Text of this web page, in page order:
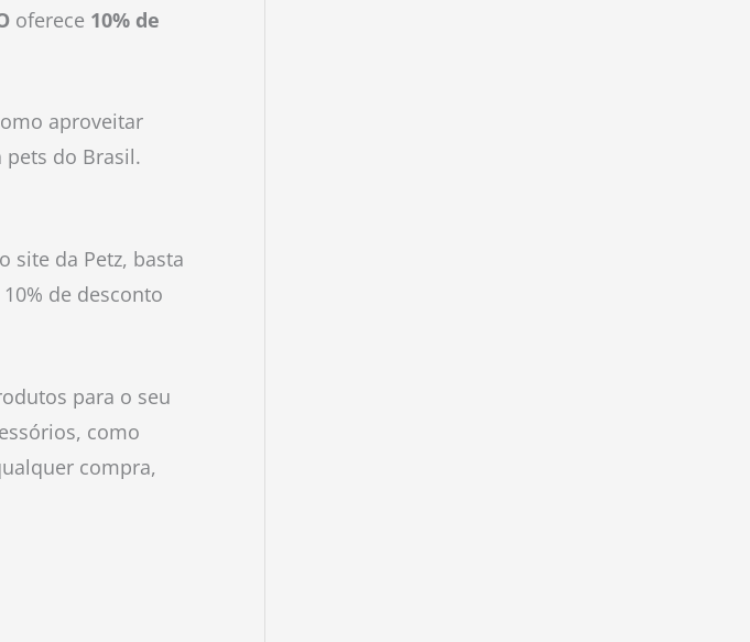
oferece 10% de
aproveitar
pets do Brasil.
site da Petz, basta
de desconto
para o seu
como
compra,